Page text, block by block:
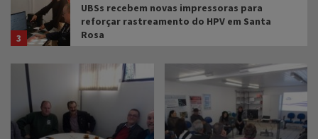
3
UBSs recebem novas impressoras para
reforçar rastreamento do HPV em Santa
Rosa
4
Publicações Legais > Concursos e Seleções Públicas > 2026 >
CHAMAMENTO PÚBLICO PARA VAGAS DE
ESTÁGIO – EDITAL 02/2026